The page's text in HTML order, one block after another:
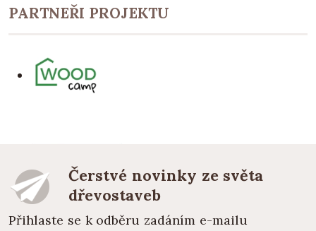
PARTNEŘI PROJEKTU
Čerstvé novinky ze světa
dřevostaveb
Přihlaste se k odběru zadáním e-mailu